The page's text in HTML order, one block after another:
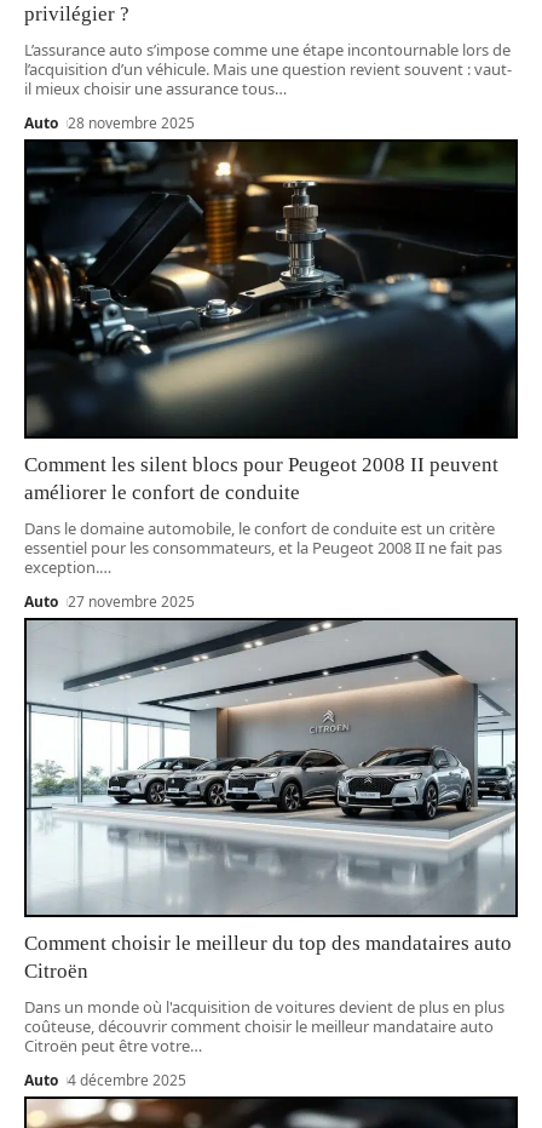
privilégier ?
L’assurance auto s’impose comme une étape incontournable lors de
l’acquisition d’un véhicule. Mais une question revient souvent : vaut-
il mieux choisir une assurance tous…
Auto 28 novembre 2025
Comment les silent blocs pour Peugeot 2008 II peuvent
améliorer le confort de conduite
Dans le domaine automobile, le confort de conduite est un critère
essentiel pour les consommateurs, et la Peugeot 2008 II ne fait pas
exception.…
Auto 27 novembre 2025
Comment choisir le meilleur du top des mandataires auto
Citroën
Dans un monde où l'acquisition de voitures devient de plus en plus
coûteuse, découvrir comment choisir le meilleur mandataire auto
Citroën peut être votre…
Auto 4 décembre 2025